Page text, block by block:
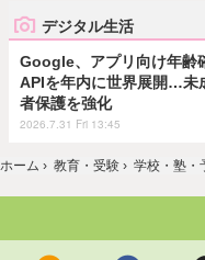
デジタル生活
Google、アプリ向け年齢
APIを年内に世界展開…未
者保護を強化
2026.7.31 Fri 13:45
ホーム › 教育・受験 › 学校・塾・